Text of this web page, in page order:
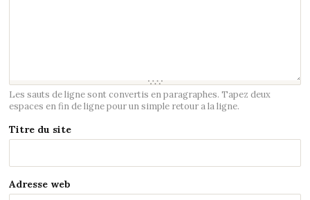
Les sauts de ligne sont convertis en paragraphes. Tapez deux
espaces en fin de ligne pour un simple retour a la ligne.
Titre du site
Adresse web